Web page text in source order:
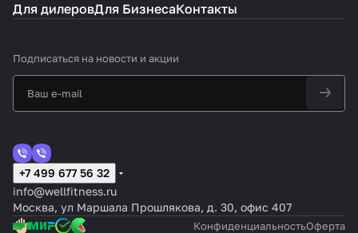
Для дилеровДля БизнесаКонтакты
Подписаться на новости и акции
+7 499 677 56 32
info@wellfitness.ru
Москва, ул Маршала Прошлякова, д. 30, офис 407
КонфиденциальностьОферта